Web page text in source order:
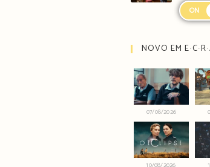
ON
NOVO EM
07/08/2026